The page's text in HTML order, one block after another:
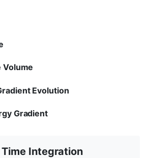
Evolution
Gradient
Time Integration